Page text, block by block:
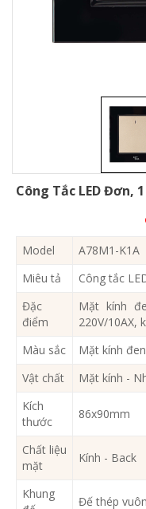
Công Tắc LED Đơn,
Model
A78M1-K1A
Miêu tả
Công tắc
Đặc
điểm
Mặt kính
220V/10AX,
Màu sắc
Mặt kính
Vật chất
Mặt kính -
Kích
thước
86x90mm
Chất liệu
mặt
Kính - Back
Khung
Đế thép